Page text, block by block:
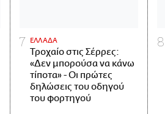
ΕΛΛΑΔΑ
Τροχαίο στις Σέρρες:
«Δεν μπορούσα να κάνω
τίποτα» - Οι πρώτες
δηλώσεις του οδηγού
του φορτηγού